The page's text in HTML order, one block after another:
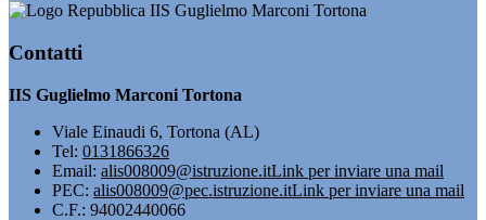
IIS Guglielmo Marconi Tortona
Contatti
IIS Guglielmo Marconi Tortona
Viale Einaudi 6, Tortona (AL)
Tel: 0131866326
Email: alis008009@istruzione.itLink per inviare una mail
PEC: alis008009@pec.istruzione.itLink per inviare una mail
C.F.: 94002440066